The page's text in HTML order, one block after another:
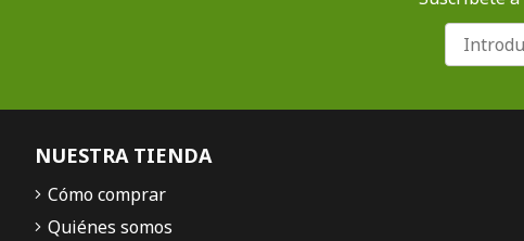
NUESTRA TIENDA
Cómo comprar
Quiénes somos